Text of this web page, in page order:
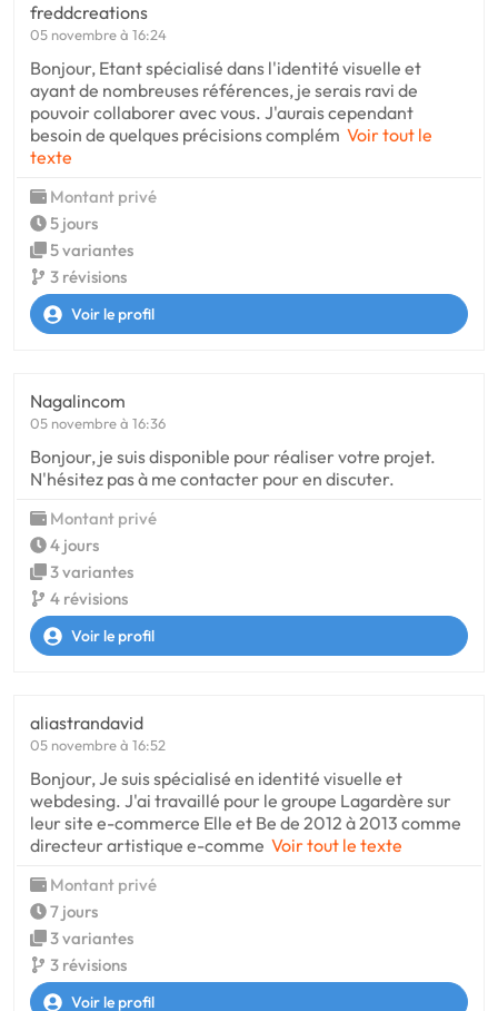
freddcreations
05 novembre à 16:24
Bonjour, Etant spécialisé dans l'identité visuelle et
ayant de nombreuses références, je serais ravi de
pouvoir collaborer avec vous. J'aurais cependant
besoin de quelques précisions complém Voir tout le
texte
Montant privé
5 jours
5 variantes
3 révisions
Voir le profil
Nagalincom
05 novembre à 16:36
Bonjour, je suis disponible pour réaliser votre projet.
N'hésitez pas à me contacter pour en discuter.
Montant privé
4 jours
3 variantes
4 révisions
Voir le profil
aliastrandavid
05 novembre à 16:52
Bonjour, Je suis spécialisé en identité visuelle et
webdesing. J'ai travaillé pour le groupe Lagardère sur
leur site e-commerce Elle et Be de 2012 à 2013 comme
directeur artistique e-comme Voir tout le texte
Montant privé
7 jours
3 variantes
3 révisions
Voir le profil